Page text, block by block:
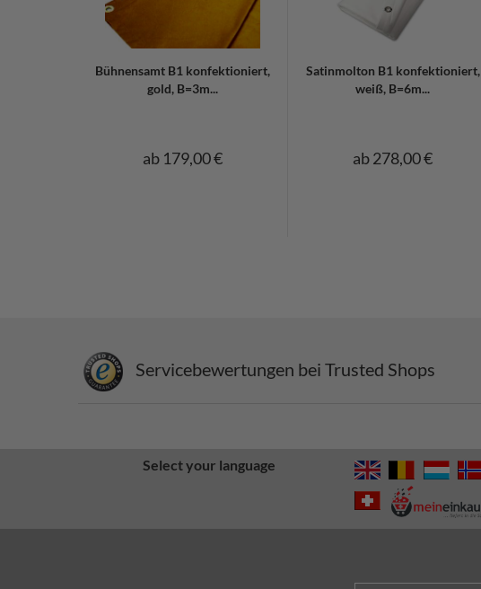
Bühnensamt B1 konfektioniert,
gold, B=3m...
ab 179,00 €
Satinmolton B1 konfektioniert,
weiß, B=6m...
ab 278,00 €
Servicebewertungen bei Trusted Shops
Select your language